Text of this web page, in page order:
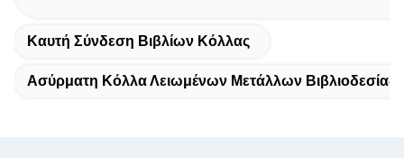
Καυτή Σύνδεση Βιβλίων Κόλλας
Ασύρματη Κόλλα Λειωμένων Μετάλλων Βιβλιοδεσίας